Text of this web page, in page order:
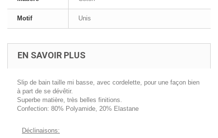
Motif Unis
EN SAVOIR PLUS
Slip de bain taille mi basse, avec cordelette, pour une façon bien
à part de se dévêtir.
Superbe matière, très belles finitions.
Confection: 80% Polyamide, 20% Elastane
Déclinaisons: